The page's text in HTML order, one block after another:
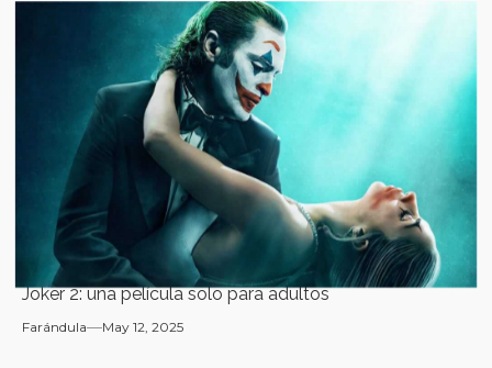
Joker 2: una película solo para adultos
Farándula May 12, 2025